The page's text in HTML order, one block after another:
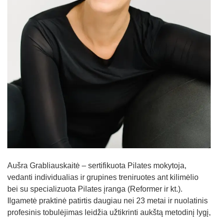
Sėkmės istorijos
Atsiliepimai
Aušra Grabliauskaitė – sertifikuota Pilates mokytoja,
vedanti individualias ir grupines treniruotes ant kilimėlio
bei su specializuota Pilates įranga (Reformer ir kt.).
Ilgametė praktinė patirtis daugiau nei 23 metai ir nuolatinis
profesinis tobulėjimas leidžia užtikrinti aukštą metodinį lygį,